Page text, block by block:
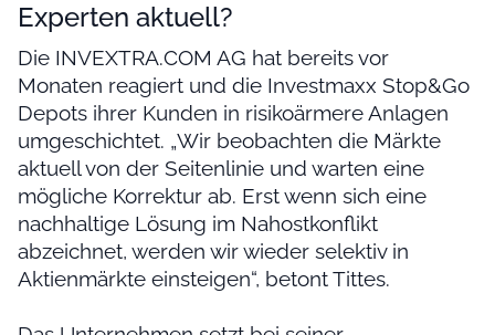
Experten aktuell?
Die INVEXTRA.COM AG hat bereits vor
Monaten reagiert und die Investmaxx Stop&Go
Depots ihrer Kunden in risikoärmere Anlagen
umgeschichtet. „Wir beobachten die Märkte
aktuell von der Seitenlinie und warten eine
mögliche Korrektur ab. Erst wenn sich eine
nachhaltige Lösung im Nahostkonflikt
abzeichnet, werden wir wieder selektiv in
Aktienmärkte einsteigen“, betont Tittes.